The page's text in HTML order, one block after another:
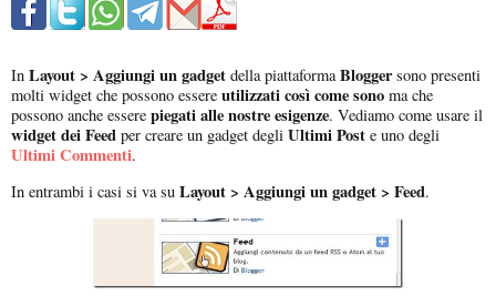
In Layout > Aggiungi un gadget della piattaformaBloggersono presenti
molti widget che possono essere utilizzati così come sono ma che
possono anche essere piegati alle nostre esigenze. Vediamo come usare il
widget dei Feed per creare un gadget degli Ultimi Post e uno degli
Ultimi Commenti.
In entrambi i casi si va su Layout > Aggiungi un gadget > Feed.